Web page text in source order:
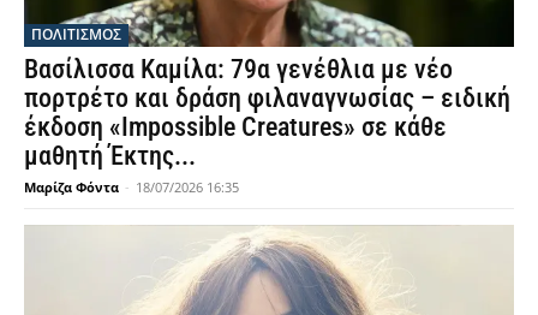
ΠΟΛΙΤΙΣΜΟΣ
Βασίλισσα Καμίλα: 79α γενέθλια με νέο
πορτρέτο και δράση φιλαναγνωσίας – ειδική
έκδοση «Impossible Creatures» σε κάθε
μαθητή Έκτης...
Μαρίζα Φόντα - 18/07/2026 16:35